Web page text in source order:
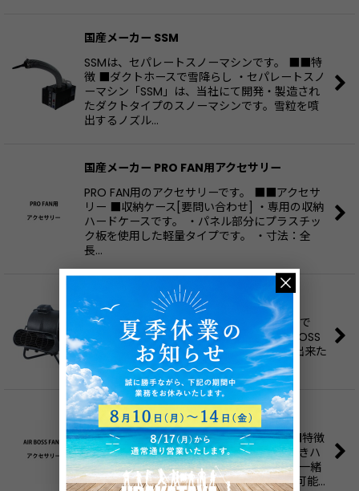
国産メーカー SSM
SSMは、セパレートスノーマシンです。 ■■特
徴 ■ダクトホースで雪降らし ・セパレートスノ
ーマシン「SSM」は、当社にて開発・製造され
たダクトタイプのスノーマシンです。雪粒を噴
出するノズル…
国産メーカー PRO FAN用アクセサリー
PRO FAN用のアクセサリーです。 ■■アクセサ
リー ■収納ケース[要問い合わせ] ・専用の収納
ハードケースです。 ・パネル部分にプラスチッ
ク板を使用した軽量タイプです。 ・寸法：全
長…
国産メーカー AIR BOSS FAN
AIR BOSS FANは、低騒音型ブロアーファンで
す。 特徴 ■静かなシロッコファン ・AIR BOSS
FANは、ポリプロピレン成型のボディーで出来た
シロッコファンです。羽根は円盤上…
国産メーカー AIR BOSS FANアクセサリー
AIR BOSS FAN用のアクセサリーです。 ■■特徴
■収納ケース[要問い合わせ] キャスター付きハ
ードケースです。ダボ金具やTVクランプも一緒
に収納出来ます。ケースは積み重ねる事も可能…